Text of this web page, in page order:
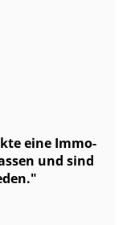
eine Im­mo­
und sind